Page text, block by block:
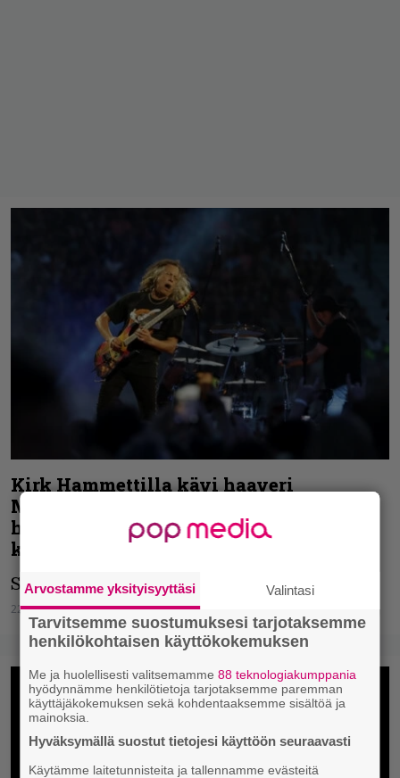
Kirk Hammettilla kävi haaveri
Metallican keikalla – kuittasi
huumorilla ja jakoi videon some-
kanavissaan
Slip & Destroy!
22.06.2026 Vesa Siltanen
Arvostamme yksityisyyttäsi Valintasi
Tarvitsemme suostumuksesi tarjotaksemme
henkilökohtaisen käyttökokemuksen
Me ja huolellisesti valitsemamme88 teknologiakumppania
hyödynnämme henkilötietoja tarjotaksemme paremman
käyttäjäkokemuksen sekä kohdentaaksemme sisältöä ja
mainoksia.
Hyväksymällä suostut tietojesi käyttöön seuraavasti
Käytämme laitetunnisteita ja tallennamme evästeitä